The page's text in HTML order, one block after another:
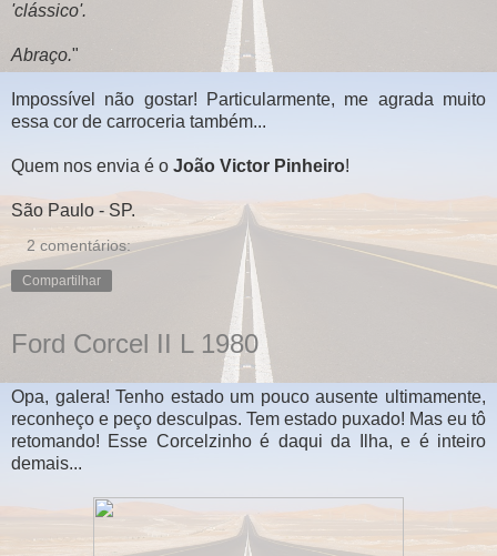
'clássico'.
Abraço."
Impossível não gostar! Particularmente, me agrada muito
essa cor de carroceria também...
Quem nos envia é o João Victor Pinheiro!
São Paulo - SP.
2 comentários:
Compartilhar
Ford Corcel II L 1980
Opa, galera! Tenho estado um pouco ausente ultimamente,
reconheço e peço desculpas. Tem estado puxado! Mas eu tô
retomando! Esse Corcelzinho é daqui da Ilha, e é inteiro
demais...